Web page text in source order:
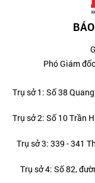
Phó Giám
Trụ sở 1: Số 38
Trụ sở 2: Số 10 Trần
Trụ sở 3: 339 - 341
Trụ sở 4: Số 82,